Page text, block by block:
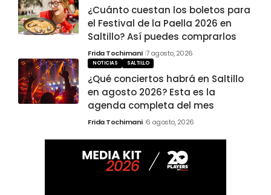
¿Cuánto cuestan los boletos para
el Festival de la Paella 2026 en
Saltillo? Así puedes comprarlos
Frida Tochimani 7 agosto, 2026
NOTICIAS SALTILLO
¿Qué conciertos habrá en Saltillo
en agosto 2026? Esta es la
agenda completa del mes
Frida Tochimani 6 agosto, 2026